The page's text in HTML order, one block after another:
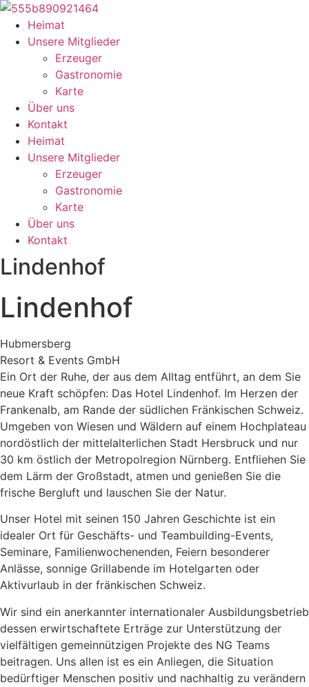
Zum
Inhalt
springen
Heimat
Unsere Mitglieder
Erzeuger
Gastronomie
Karte
Über uns
Kontakt
Heimat
Unsere Mitglieder
Erzeuger
Gastronomie
Karte
Über uns
Kontakt
Lindenhof
Lindenhof
Hubmersberg
Resort & Events GmbH
Ein Ort der Ruhe, der aus dem Alltag entführt, an dem Sie
neue Kraft schöpfen: Das Hotel Lindenhof. Im Herzen der
Frankenalb, am Rande der südlichen Fränkischen Schweiz.
Umgeben von Wiesen und Wäldern auf einem Hochplateau
nordöstlich der mittelalterlichen Stadt Hersbruck und nur
30 km östlich der Metropolregion Nürnberg. Entfliehen Sie
dem Lärm der Großstadt, atmen und genießen Sie die
frische Bergluft und lauschen Sie der Natur.
Unser Hotel mit seinen 150 Jahren Geschichte ist ein
idealer Ort für Geschäfts- und Teambuilding-Events,
Seminare, Familienwochenenden, Feiern besonderer
Anlässe, sonnige Grillabende im Hotelgarten oder
Aktivurlaub in der fränkischen Schweiz.
Wir sind ein anerkannter internationaler Ausbildungsbetrieb
dessen erwirtschaftete Erträge zur Unterstützung der
vielfältigen gemeinnützigen Projekte des NG Teams
beitragen. Uns allen ist es ein Anliegen, die Situation
bedürftiger Menschen positiv und nachhaltig zu verändern